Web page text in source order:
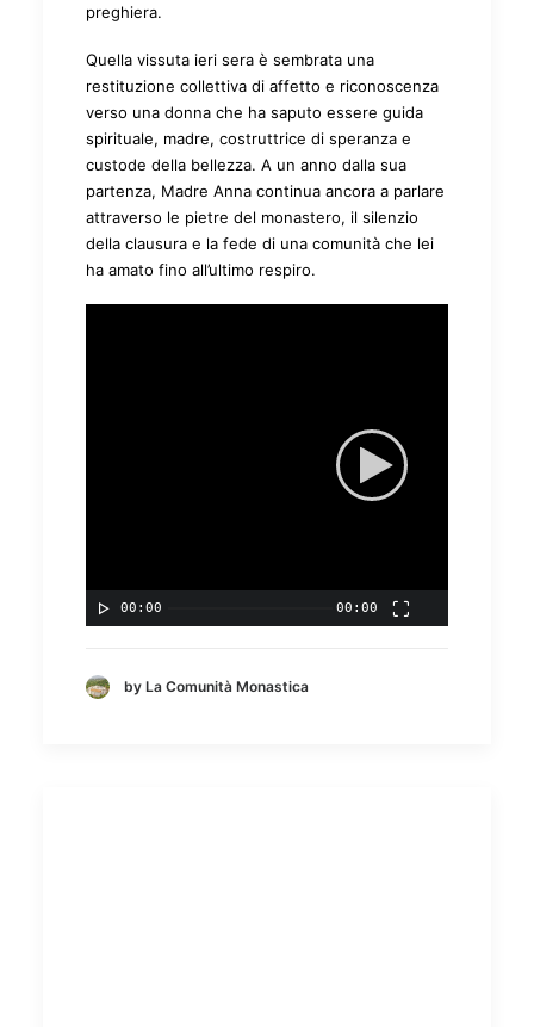
preghiera.
Quella vissuta ieri sera è sembrata una
restituzione collettiva di affetto e riconoscenza
verso una donna che ha saputo essere guida
spirituale, madre, costruttrice di speranza e
custode della bellezza. A un anno dalla sua
partenza, Madre Anna continua ancora a parlare
attraverso le pietre del monastero, il silenzio
della clausura e la fede di una comunità che lei
ha amato fino all’ultimo respiro.
00:00 00:00
by La Comunità Monastica